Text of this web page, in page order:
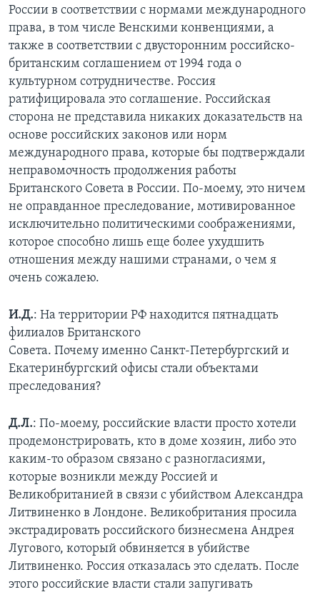
России в соответствии с нормами международного
права, в том числе Венскими конвенциями, а
также в соответствии с двусторонним российско-
британским соглашением от 1994 года о
культурном сотрудничестве. Россия
ратифицировала это соглашение. Российская
сторона не представила никаких доказательств на
основе российских законов или норм
международного права, которые бы подтверждали
неправомочность продолжения работы
Британского Совета в России. По-моему, это ничем
не оправданное преследование, мотивированное
исключительно политическими соображениями,
которое способно лишь еще более ухудшить
отношения между нашими странами, о чем я
очень сожалею.
И.Д.: На территории РФ находится пятнадцать
филиалов Британского
Совета. Почему именно Санкт-Петербургский и
Екатеринбургский офисы стали объектами
преследования?
Д.Л.: По-моему, российские власти просто хотели
продемонстрировать, кто в доме хозяин, либо это
каким-то образом связано с разногласиями,
которые возникли между Россией и
Великобританией в связи с убийством Александра
Литвиненко в Лондоне. Великобритания просила
экстрадировать российского бизнесмена Андрея
Лугового, который обвиняется в убийстве
Литвиненко. Россия отказалась это сделать. После
этого российские власти стали запугивать